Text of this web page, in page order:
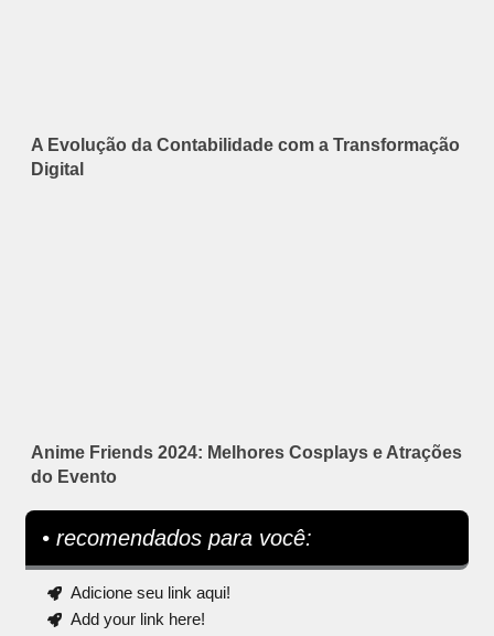
A Evolução da Contabilidade com a Transformação
Digital
Anime Friends 2024: Melhores Cosplays e Atrações
do Evento
• recomendados para você:
Adicione seu link aqui!
Add your link here!